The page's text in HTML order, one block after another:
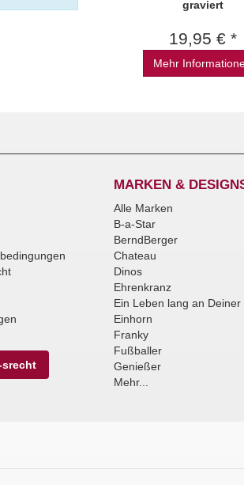
graviert
19,95 € *
Mehr
MARKEN &
Alle Marken
B-a-Star
BerndBerger
Chateau
Dinos
Ehrenkranz
Ein Leben lang an Deiner
Einhorn
Franky
Fußballer
Genießer
Mehr...